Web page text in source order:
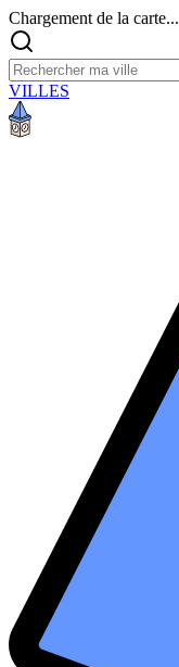
Chargement de la carte...
VILLES